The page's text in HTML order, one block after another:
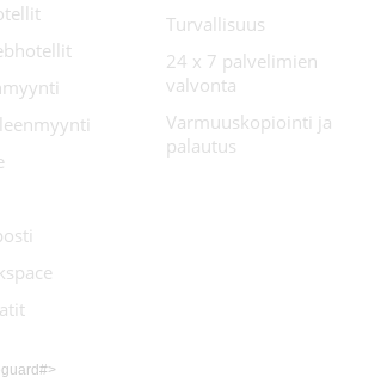
Turvallisuus
24 x 7 palvelimien
valvonta
Varmuuskopiointi ja
palautus